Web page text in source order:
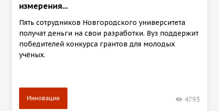
измерения...
Пять сотрудников Новгородского университета
получат деньги на свои разработки. Вуз поддержит
победителей конкурса грантов для молодых
учёных.
Инновации 4793